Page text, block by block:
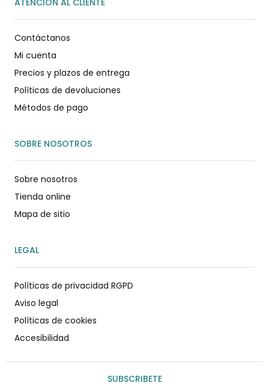
ATENCIÓN AL CLIENTE
Contáctanos
Mi cuenta
Precios y plazos de entrega
Políticas de devoluciones
Métodos de pago
SOBRE NOSOTROS
Sobre nosotros
Tienda online
Mapa de sitio
LEGAL
Políticas de privacidad RGPD
Aviso legal
Políticas de cookies
Accesibilidad
SUBSCRIBETE